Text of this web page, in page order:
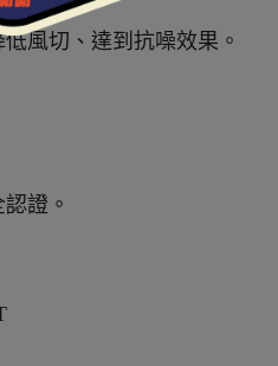
風切、達到抗噪效果。
證。